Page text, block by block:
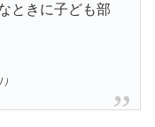
ときに子ども部